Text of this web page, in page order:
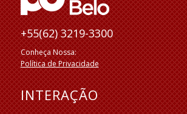
+55(62) 3219-3300
Conheça Nossa:
Política de Privacidade
INTERAÇÃO